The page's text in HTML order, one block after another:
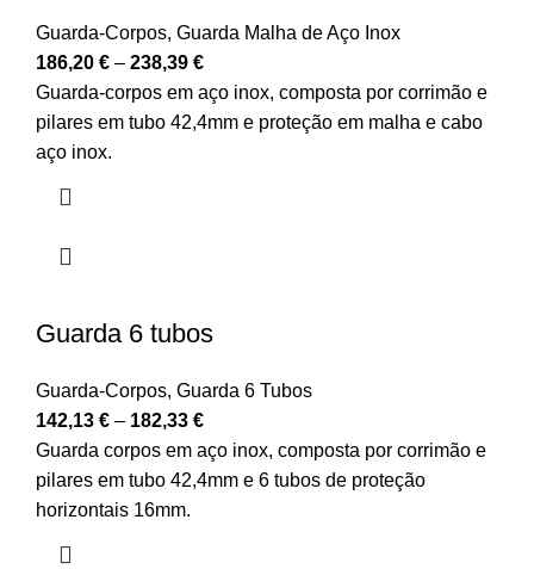
Guarda-Corpos, Guarda Malha de Aço Inox
186,20 € – 238,39 €
Guarda-corpos em aço inox, composta por corrimão e
pilares em tubo 42,4mm e proteção em malha e cabo
aço inox.
Guarda 6 tubos
Guarda-Corpos, Guarda 6 Tubos
142,13 € – 182,33 €
Guarda corpos em aço inox, composta por corrimão e
pilares em tubo 42,4mm e 6 tubos de proteção
horizontais 16mm.